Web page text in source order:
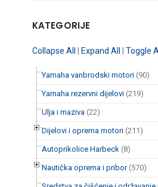
KATEGORIJE
Collapse All Expand All Toggle All
Yamaha vanbrodski motori (90)
Yamaha rezervni dijelovi (219)
Ulja i maziva (22)
Dijelovi i oprema motori (211)
Autoprikolice Harbeck (8)
Nautička oprema i pribor (570)